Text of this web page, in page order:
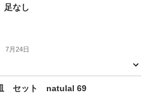
なし
7月24日
その他
セット natulal 69